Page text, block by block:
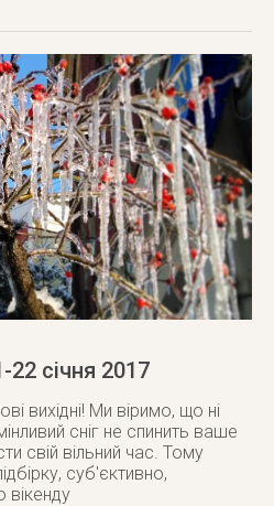
22 січня 2017
вихідні! Ми віримо, що ні
сніг не спинить ваше
свій вільний час. Тому
суб'єктивно,
вікенду